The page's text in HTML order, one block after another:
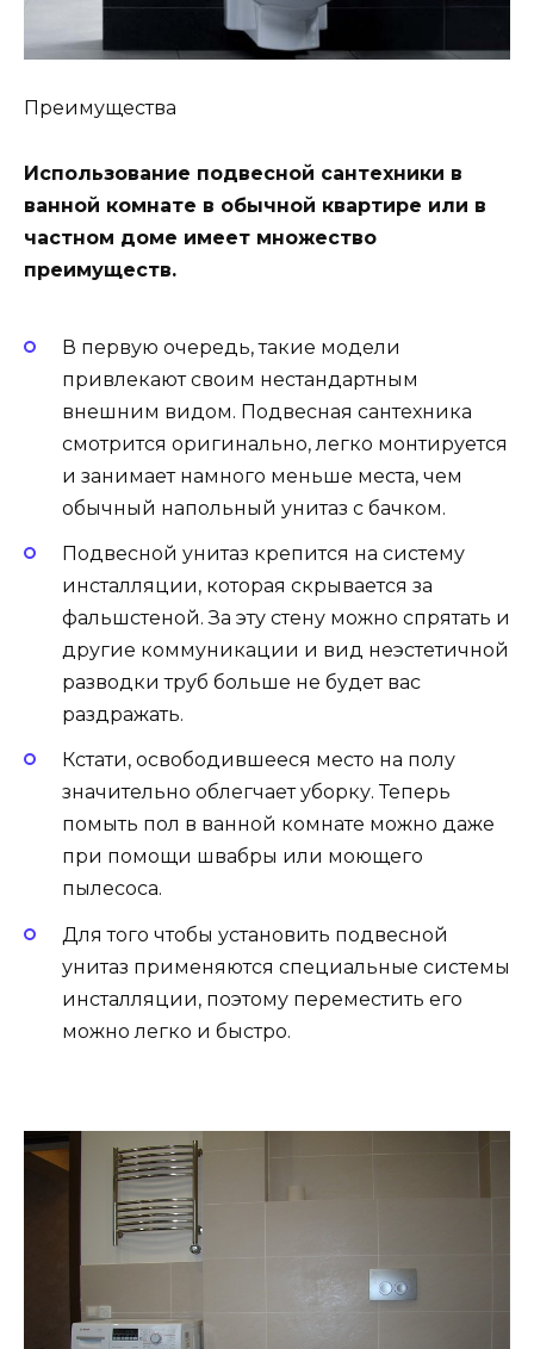
Преимущества
Использование подвесной сантехники в
ванной комнате в обычной квартире или в
частном доме имеет множество
преимуществ.
В первую очередь, такие модели
привлекают своим нестандартным
внешним видом. Подвесная сантехника
смотрится оригинально, легко монтируется
и занимает намного меньше места, чем
обычный напольный унитаз с бачком.
Подвесной унитаз крепится на систему
инсталляции, которая скрывается за
фальшстеной. За эту стену можно спрятать и
другие коммуникации и вид неэстетичной
разводки труб больше не будет вас
раздражать.
Кстати, освободившееся место на полу
значительно облегчает уборку. Теперь
помыть пол в ванной комнате можно даже
при помощи швабры или моющего
пылесоса.
Для того чтобы установить подвесной
унитаз применяются специальные системы
инсталляции, поэтому переместить его
можно легко и быстро.